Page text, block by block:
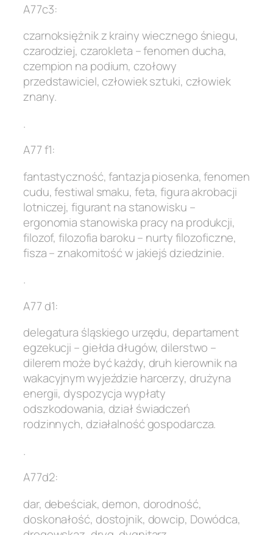
A77c3:
czarnoksiężnik z krainy wiecznego śniegu,
czarodziej, czarokleta – fenomen ducha,
czempion na podium, czołowy
przedstawiciel, człowiek sztuki, człowiek
znany.
.
A77 f1:
fantastyczność, fantazja piosenka, fenomen
cudu, festiwal smaku, feta, figura akrobacji
lotniczej, figurant na stanowisku –
ergonomia stanowiska pracy na produkcji,
filozof, filozofia baroku – nurty filozoficzne,
fisza – znakomitość w jakiejś dziedzinie.
.
A77 d1:
delegatura śląskiego urzędu, departament
egzekucji – giełda długów, dilerstwo –
dilerem może być każdy, druh kierownik na
wakacyjnym wyjeździe harcerzy, drużyna
energii, dyspozycja wypłaty
odszkodowania, dział świadczeń
rodzinnych, działalność gospodarcza.
.
A77d2:
dar, debeściak, demon, dorodność,
doskonałość, dostojnik, dowcip, Dowódca,